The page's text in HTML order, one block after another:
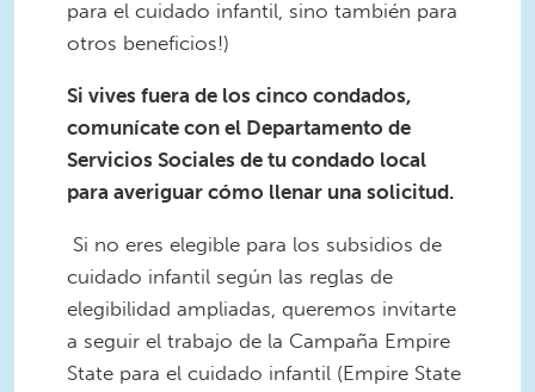
para el cuidado infantil, sino también para
otros beneficios!)
Si vives fuera de los cinco condados,
comunícate con el Departamento de
Servicios Sociales de tu condado local
para averiguar cómo llenar una solicitud.
Si no eres elegible para los subsidios de
cuidado infantil según las reglas de
elegibilidad ampliadas, queremos invitarte
a seguir el trabajo de la Campaña Empire
State para el cuidado infantil (Empire State